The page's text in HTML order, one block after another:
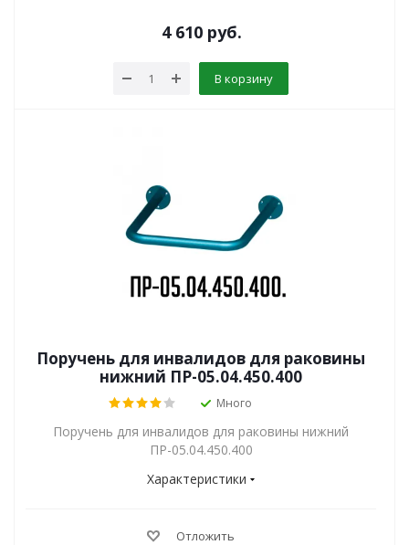
4 610руб.
В корзину
Поручень для инвалидов для раковины
нижний ПР-05.04.450.400
Много
Поручень для инвалидов для раковины нижний
ПР-05.04.450.400
Характеристики
Отложить